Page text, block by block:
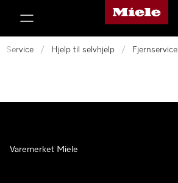
Mieles hjemmeside
Service / Hjelp til selvhjelp / Fjernservice
Varemerket Miele